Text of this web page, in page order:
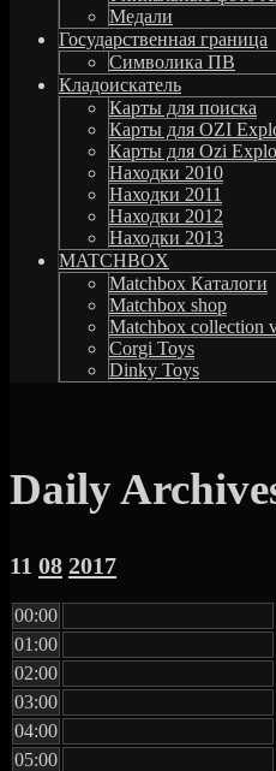
Медали
Государственная граница
Символика ПВ
Кладоискатель
Карты для поиска
Карты для OZI
Карты для Ozi
Находки 2010
Находки 2011
Находки 2012
Находки 2013
MATCHBOX
Matchbox Каталоги
Matchbox shop
Matchbox collection
Corgi Toys
Dinky Toys
Daily
11 08 2017
00:00
01:00
02:00
03:00
04:00
05:00